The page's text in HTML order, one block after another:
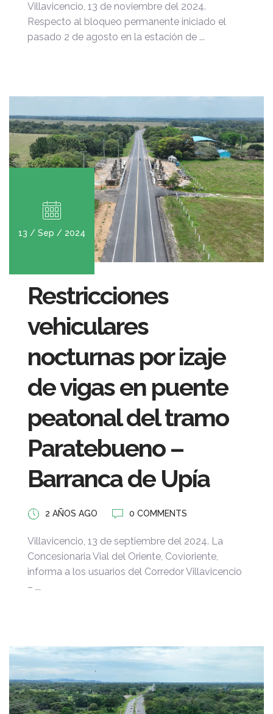
Villavicencio, 13 de noviembre del 2024.
Respecto al bloqueo permanente iniciado el
pasado 2 de agosto en la estación de ...
13 / Sep / 2024
Restricciones
vehiculares
nocturnas por izaje
de vigas en puente
peatonal del tramo
Paratebueno –
Barranca de Upía
2 AÑOS AGO 0 COMMENTS
Villavicencio, 13 de septiembre del 2024. La
Concesionaria Vial del Oriente, Covioriente,
informa a los usuarios del Corredor Villavicencio
– ...